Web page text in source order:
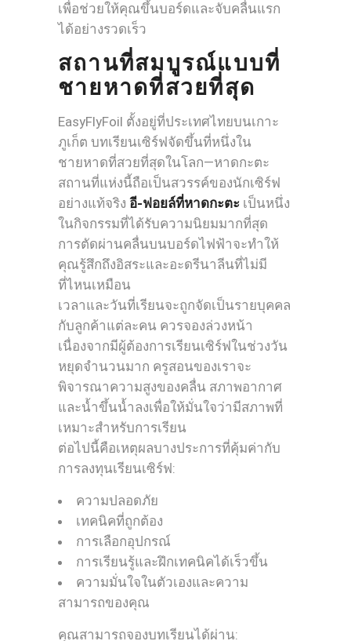
เพื่อช่วยให้คุณขึ้นบอร์ดและจับคลื่นแรก
ได้อย่างรวดเร็ว
สถานที่สมบูรณ์แบบที่
ชายหาดที่สวยที่สุด
EasyFlyFoil ตั้งอยู่ที่ประเทศไทยบนเกาะ
ภูเก็ต บทเรียนเซิร์ฟจัดขึ้นที่หนึ่งใน
ชายหาดที่สวยที่สุดในโลก—หาดกะตะ
สถานที่แห่งนี้ถือเป็นสวรรค์ของนักเซิร์ฟ
อย่างแท้จริง อี-ฟอยล์ที่หาดกะตะ เป็นหนึ่ง
ในกิจกรรมที่ได้รับความนิยมมากที่สุด
การตัดผ่านคลื่นบนบอร์ดไฟฟ้าจะทำให้
คุณรู้สึกถึงอิสระและอะดรีนาลีนที่ไม่มี
ที่ไหนเหมือน
เวลาและวันที่เรียนจะถูกจัดเป็นรายบุคคล
กับลูกค้าแต่ละคน ควรจองล่วงหน้า
เนื่องจากมีผู้ต้องการเรียนเซิร์ฟในช่วงวัน
หยุดจำนวนมาก ครูสอนของเราจะ
พิจารณาความสูงของคลื่น สภาพอากาศ
และน้ำขึ้นน้ำลงเพื่อให้มั่นใจว่ามีสภาพที่
เหมาะสำหรับการเรียน
ต่อไปนี้คือเหตุผลบางประการที่คุ้มค่ากับ
การลงทุนเรียนเซิร์ฟ:
ความปลอดภัย
เทคนิคที่ถูกต้อง
การเลือกอุปกรณ์
การเรียนรู้และฝึกเทคนิคได้เร็วขึ้น
ความมั่นใจในตัวเองและความ
สามารถของคุณ
คุณสามารถจองบทเรียนได้ผ่าน: